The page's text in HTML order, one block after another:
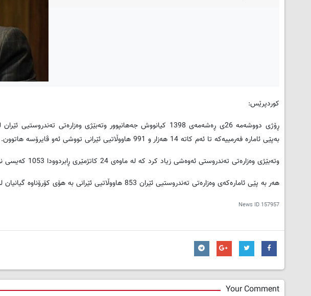
کوردپرێس:
ڕۆژی دووشەمە 26ی ڕەشەمەی 1398 کیانووش جەهانپوور وتەبێژی وەزارەتی
بەپێی ئامارە فەرمییەکە تا ئەم کاتە 14 هەزار و 991 هاووڵاتیی ئێرانی تووشی ئەو ڤایرۆسە هاتوون.
وتەبێژی وەزارەتی تەندروستی ئەوەشی زیاد کرد کە لە ماوەی 24 کاتژمێری ڕابردوودا 1053 کەیسی نوێی تووشبووی کۆرۆنا تۆمار کراوە.
هەر بە پێی ئامارەکەی وەزارەتی تەندروستیی ئێران 853 هاووڵاتیی ئێرانی بە هۆی کۆرۆناوە گیانیان لە دەست داوە.
News ID 157957
Your Comment